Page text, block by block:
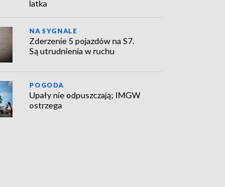
latka
NA SYGNALE
Zderzenie 5 pojazdów na S7.
Są utrudnienia w ruchu
POGODA
Upały nie odpuszczają; IMGW
ostrzega